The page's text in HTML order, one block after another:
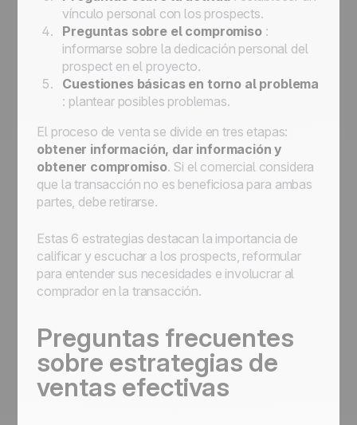
vínculo personal con los prospects.
Preguntas sobre el compromiso:
informarse sobre la dedicación personal del
prospect en el proyecto.
Cuestiones básicas en torno al problema
: plantear posibles problemas.
El proceso de venta se divide en tres etapas:
obtener información, dar información y
obtener compromiso. Si el comercial considera
que la transacción no es beneficiosa para ambas
partes, debe retirarse.
Estas 6 estrategias destacan la importancia de
calificar y escuchar a los prospects, reformular
para entender sus necesidades e involucrar al
comprador en la transacción.
Preguntas frecuentes
sobre estrategias de
ventas efectivas